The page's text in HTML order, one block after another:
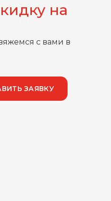
на
с вами в
ЗАЯВКУ